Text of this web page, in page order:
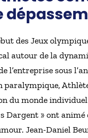
des Jeux
autour de la
l’entreprise sous
paralympique,
du monde
Dargent » ont
Jean-Daniel